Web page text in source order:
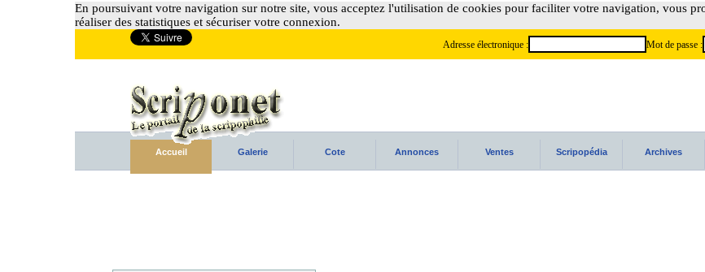
En poursuivant votre navigation sur notre site, vous acceptez l'utilisation de cookies pour faciliter votre navigation, vous
réaliser des statistiques et sécuriser votre connexion.
Adresse électronique : Mot de passe :
Accueil Galerie Cote Annonces Ventes Scripopédia Archives